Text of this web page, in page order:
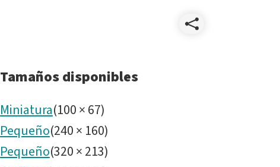
Tamaños disponibles
Miniatura(100×67)
Pequeño(240× 160)
Pequeño(320×213)